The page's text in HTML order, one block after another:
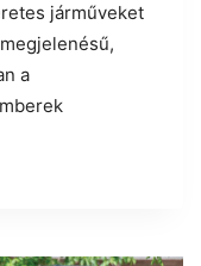
járműveket
a